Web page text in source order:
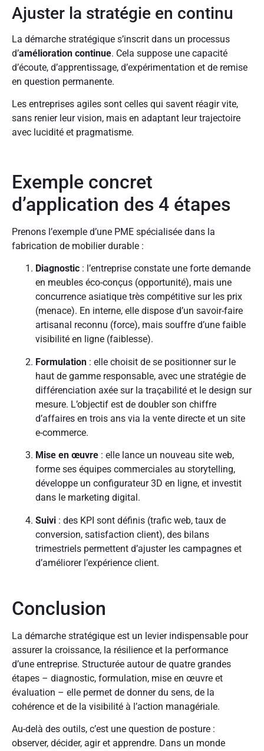
Ajuster la stratégie en continu
La démarche stratégique s’inscrit dans un processus
d’amélioration continue. Cela suppose une capacité
d’écoute, d’apprentissage, d’expérimentation et de remise
en question permanente.
Les entreprises agiles sont celles qui savent réagir vite,
sans renier leur vision, mais en adaptant leur trajectoire
avec lucidité et pragmatisme.
Exemple concret
d’application des 4 étapes
Prenons l’exemple d’une PME spécialisée dans la
fabrication de mobilier durable :
Diagnostic : l’entreprise constate une forte demande
en meubles éco-conçus (opportunité), mais une
concurrence asiatique très compétitive sur les prix
(menace). En interne, elle dispose d’un savoir-faire
artisanal reconnu (force), mais souffre d’une faible
visibilité en ligne (faiblesse).
Formulation : elle choisit de se positionner sur le
haut de gamme responsable, avec une stratégie de
différenciation axée sur la traçabilité et le design sur
mesure. L’objectif est de doubler son chiffre
d’affaires en trois ans via la vente directe et un site
e-commerce.
Mise en œuvre : elle lance un nouveau site web,
forme ses équipes commerciales au storytelling,
développe un configurateur 3D en ligne, et investit
dans le marketing digital.
Suivi : des KPI sont définis (trafic web, taux de
conversion, satisfaction client), des bilans
trimestriels permettent d’ajuster les campagnes et
d’améliorer l’expérience client.
Conclusion
La démarche stratégique est un levier indispensable pour
assurer la croissance, la résilience et la performance
d’une entreprise. Structurée autour de quatre grandes
étapes – diagnostic, formulation, mise en œuvre et
évaluation – elle permet de donner du sens, de la
cohérence et de la visibilité à l’action managériale.
Au-delà des outils, c’est une question de posture :
observer, décider, agir et apprendre. Dans un monde